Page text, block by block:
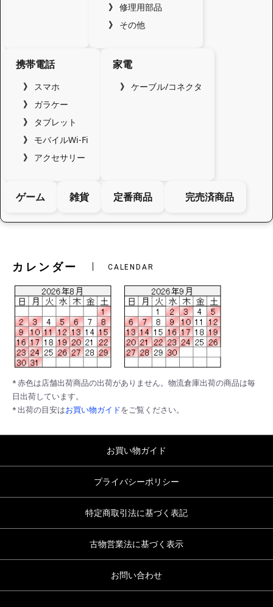
修理用部品
その他
携帯電話
スマホ
ガラケー
タブレット
モバイルWi-Fi
アクセサリー
家電
ケーブル/コネクタ
ゲーム 雑貨 定番商品 完売済商品
カレンダー CALENDAR
* 赤色は店舗出荷商品の出荷がありません。物流倉庫出荷の商品は毎
日出荷しています。
* 出荷の目安はお買い物ガイドをご覧ください。
お買い物ガイド
プライバシーポリシー
特定商取引法に基づく表記
古物営業法に基づく表示
お問い合わせ